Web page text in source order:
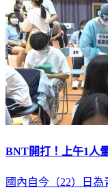
BNT開打！上午1人
國內自今（22）日